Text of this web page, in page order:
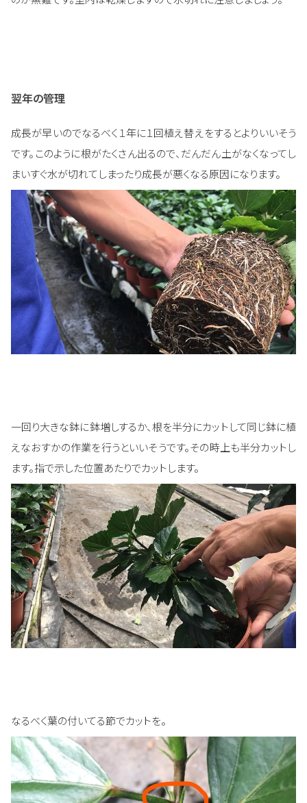
翌年の管理
成長が早いのでなるべく１年に１回植え替えをするとよりいいそう
です。このように根がたくさん出るので、だんだん土がなくなってし
まいすぐ水が切れてしまったり成長が悪くなる原因になります。
一回り大きな鉢に鉢増しするか、根を半分にカットして同じ鉢に植
えなおすかの作業を行うといいそうです。その時上も半分カットし
ます。指で示した位置あたりでカットします。
なるべく葉の付いてる節でカットを。